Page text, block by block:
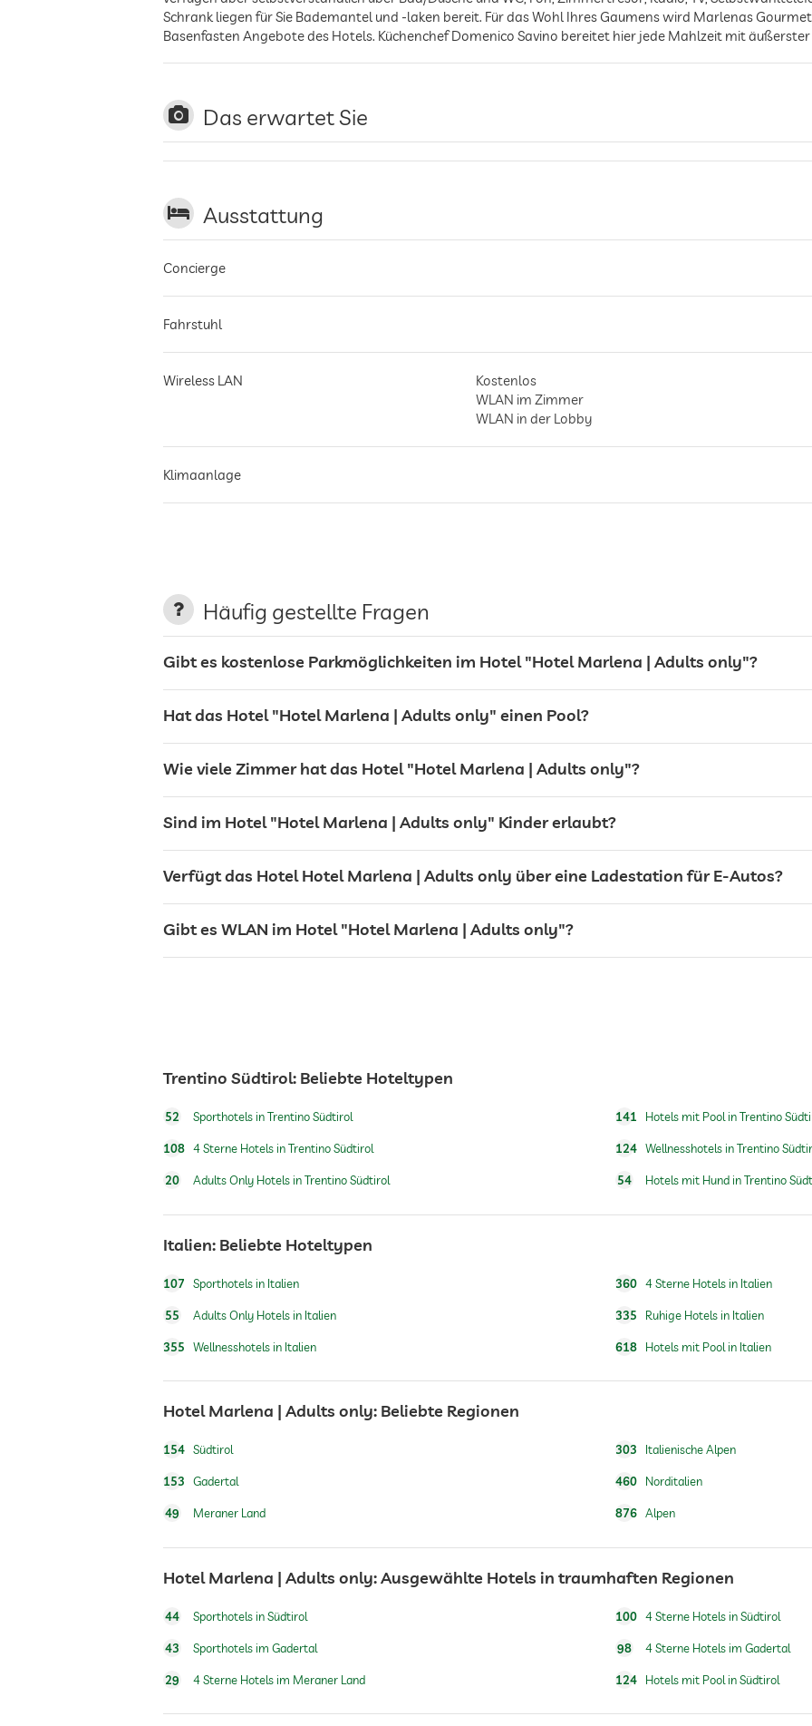
Schrank liegen für Sie Bademantel und -laken bereit. Für das Wohl Ihres Gaumens wird Marlenas
Basenfasten Angebote des Hotels. Küchenchef Domenico Savino bereitet hier jede Mahlzeit mit äußerster
Das erwartet Sie
Ausstattung
Concierge
Fahrstuhl
Wireless LAN
Kostenlos
WLAN im Zimmer
WLAN in der Lobby
Klimaanlage
Wäscheservice
Garten/Außenbereich
Solarium Gegen Gebühr
Sonnenliegen
Café
Zimmerservice
Tresor
Frühstück Frühstück auf dem Zimmer
Hunde erlaubt
Tischtennis
Häufig gestellte Fragen
Gibt es kostenlose Parkmöglichkeiten im Hotel "Hotel Marlena | Adults only"?
Hat das Hotel "Hotel Marlena | Adults only" einen Pool?
Wie viele Zimmer hat das Hotel "Hotel Marlena | Adults only"?
Sind im Hotel "Hotel Marlena | Adults only" Kinder erlaubt?
Verfügt das Hotel Hotel Marlena | Adults only über eine Ladestation für E-Autos?
Gibt es WLAN im Hotel "Hotel Marlena | Adults only"?
Trentino Südtirol: Beliebte Hoteltypen
52 Sporthotels in Trentino Südtirol
108 4 Sterne Hotels in Trentino Südtirol
20 Adults Only Hotels in Trentino Südtirol
141 Hotels mit Pool in Trentino
124 Wellnesshotels in Trentino
54 Hotels mit Hund in Trentino
Italien: Beliebte Hoteltypen
107 Sporthotels in Italien
55 Adults Only Hotels in Italien
355 Wellnesshotels in Italien
360 4 Sterne Hotels in Italien
335 Ruhige Hotels in Italien
618 Hotels mit Pool in Italien
Hotel Marlena | Adults only: Beliebte Regionen
154 Südtirol
153 Gadertal
49 Meraner Land
303 Italienische Alpen
460 Norditalien
876 Alpen
Hotel Marlena | Adults only: Ausgewählte Hotels in traumhaften Regionen
44 Sporthotels in Südtirol
43 Sporthotels im Gadertal
29 4 Sterne Hotels im Meraner Land
100 4 Sterne Hotels in Südtirol
98 4 Sterne Hotels im Gadertal
124 Hotels mit Pool in Südtirol